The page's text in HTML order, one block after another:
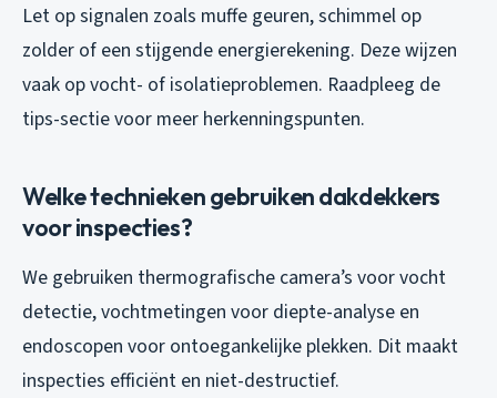
Let op signalen zoals muffe geuren, schimmel op
zolder of een stijgende energierekening. Deze wijzen
vaak op vocht- of isolatieproblemen. Raadpleeg de
tips-sectie voor meer herkenningspunten.
Welke technieken gebruiken dakdekkers
voor inspecties?
We gebruiken thermografische camera’s voor vocht
detectie, vochtmetingen voor diepte-analyse en
endoscopen voor ontoegankelijke plekken. Dit maakt
inspecties efficiënt en niet-destructief.